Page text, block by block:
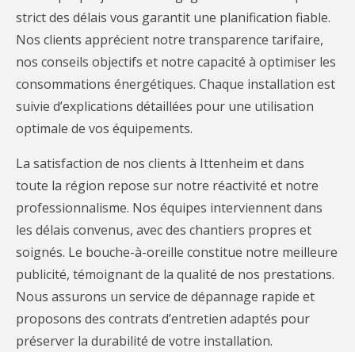
strict des délais vous garantit une planification fiable.
Nos clients apprécient notre transparence tarifaire,
nos conseils objectifs et notre capacité à optimiser les
consommations énergétiques. Chaque installation est
suivie d’explications détaillées pour une utilisation
optimale de vos équipements.
La satisfaction de nos clients à Ittenheim et dans
toute la région repose sur notre réactivité et notre
professionnalisme. Nos équipes interviennent dans
les délais convenus, avec des chantiers propres et
soignés. Le bouche-à-oreille constitue notre meilleure
publicité, témoignant de la qualité de nos prestations.
Nous assurons un service de dépannage rapide et
proposons des contrats d’entretien adaptés pour
préserver la durabilité de votre installation.